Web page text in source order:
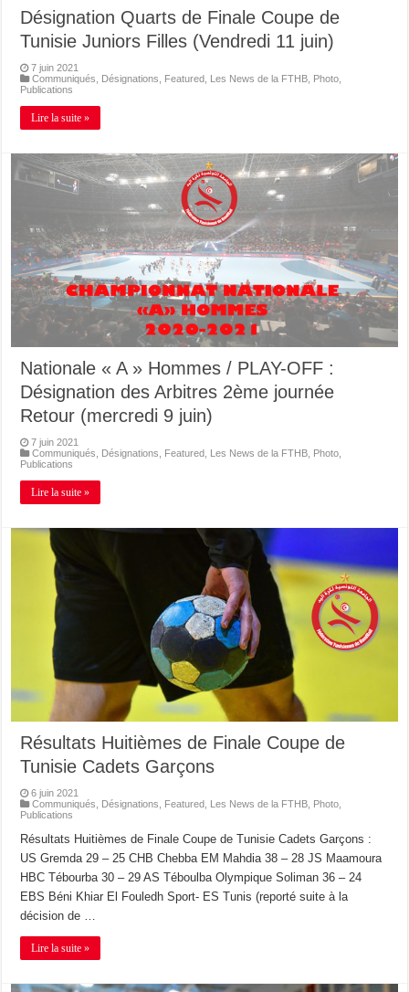
Désignation Quarts de Finale Coupe de
Tunisie Juniors Filles (Vendredi 11 juin)
7 juin 2021
Communiqués
Désignations Featured Les News de la FTHB Photo
Publications
Lire la suite »
Nationale « A » Hommes / PLAY-OFF :
Désignation des Arbitres 2ème journée
Retour (mercredi 9 juin)
7 juin 2021
Communiqués
Désignations Featured Les News de la FTHB Photo
Publications
Lire la suite »
Résultats Huitièmes de Finale Coupe de
Tunisie Cadets Garçons
6 juin 2021
Communiqués
Désignations Featured Les News de la FTHB Photo
Publications
Résultats Huitièmes de Finale Coupe de Tunisie Cadets Garçons :
US Gremda 29 – 25 CHB Chebba EM Mahdia 38 – 28 JS Maamoura
HBC Tébourba 30 – 29 AS Téboulba Olympique Soliman 36 – 24
EBS Béni Khiar El Fouledh Sport- ES Tunis (reporté suite à la
décision de …
Lire la suite »